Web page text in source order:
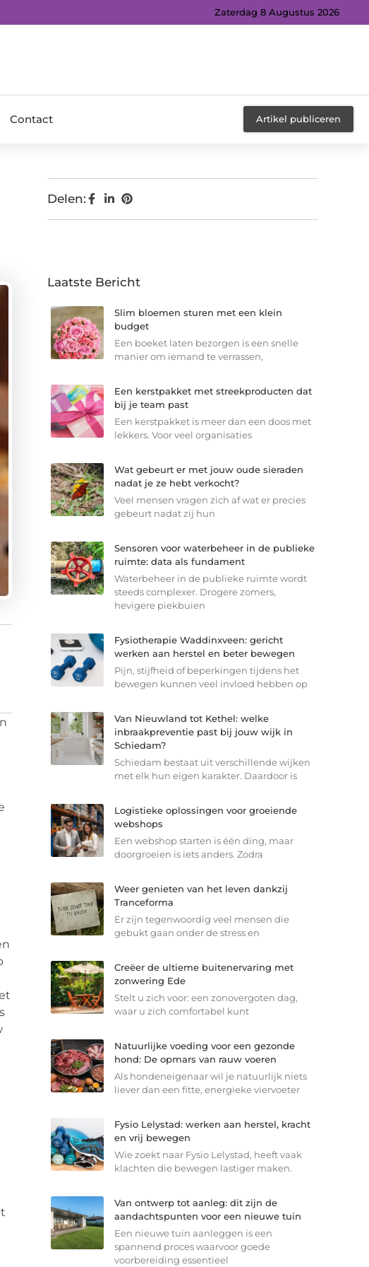
Zaterdag 8 Augustus 2026
Contact Artikel publiceren
Delen:
Laatste Bericht
Slim bloemen sturen met een klein
budget
Een boeket laten bezorgen is een snelle
manier om iemand te verrassen,
Een kerstpakket met streekproducten dat
bij je team past
Een kerstpakket is meer dan een doos met
lekkers. Voor veel organisaties
Wat gebeurt er met jouw oude sieraden
nadat je ze hebt verkocht?
Veel mensen vragen zich af wat er precies
gebeurt nadat zij hun
Sensoren voor waterbeheer in de publieke
ruimte: data als fundament
Waterbeheer in de publieke ruimte wordt
steeds complexer. Drogere zomers,
hevigere piekbuien
Fysiotherapie Waddinxveen: gericht
werken aan herstel en beter bewegen
Pijn, stijfheid of beperkingen tijdens het
bewegen kunnen veel invloed hebben op
Van Nieuwland tot Kethel: welke
inbraakpreventie past bij jouw wijk in
Schiedam?
Schiedam bestaat uit verschillende wijken
met elk hun eigen karakter. Daardoor is
Logistieke oplossingen voor groeiende
webshops
Een webshop starten is één ding, maar
doorgroeien is iets anders. Zodra
Weer genieten van het leven dankzij
Tranceforma
Er zijn tegenwoordig veel mensen die
gebukt gaan onder de stress en
Creëer de ultieme buitenervaring met
zonwering Ede
Stelt u zich voor: een zonovergoten dag,
waar u zich comfortabel kunt
Natuurlijke voeding voor een gezonde
hond: De opmars van rauw voeren
Als hondeneigenaar wil je natuurlijk niets
liever dan een fitte, energieke viervoeter
Fysio Lelystad: werken aan herstel, kracht
en vrij bewegen
Wie zoekt naar Fysio Lelystad, heeft vaak
klachten die bewegen lastiger maken.
Van ontwerp tot aanleg: dit zijn de
aandachtspunten voor een nieuwe tuin
Een nieuwe tuin aanleggen is een
spannend proces waarvoor goede
voorbereiding essentieel